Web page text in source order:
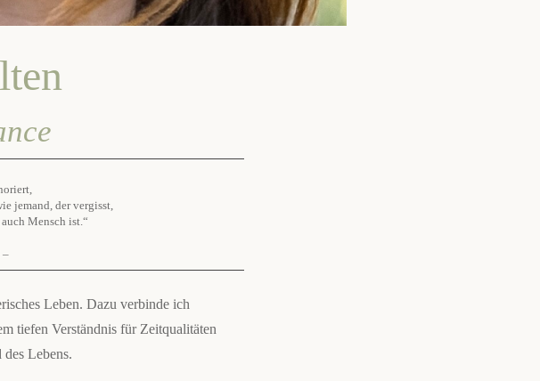
jemand, der vergisst,
Mensch ist.“
–
Leben. Dazu verbinde ich
tiefen Verständnis für Zeitqualitäten
Lebens.